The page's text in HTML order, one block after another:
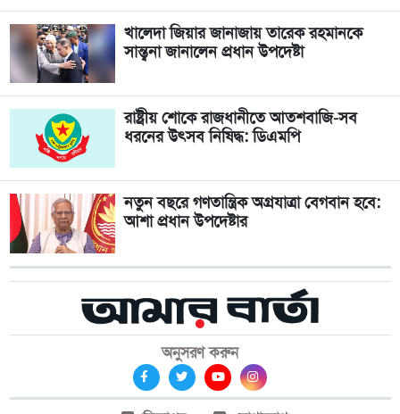
খালেদা জিয়ার জানাজায় তারেক রহমানকে
সান্ত্বনা জানালেন প্রধান উপদেষ্টা
রাষ্ট্রীয় শোকে রাজধানীতে আতশবাজি-সব
ধরনের উৎসব নিষিদ্ধ: ডিএমপি
নতুন বছরে গণতান্ত্রিক অগ্রযাত্রা বেগবান হবে:
আশা প্রধান উপদেষ্টার
অনুসরণ করুন